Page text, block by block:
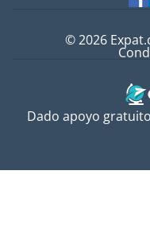
Dado apoyo
© 2026